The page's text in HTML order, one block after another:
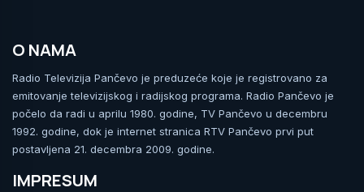
O NAMA
Radio Televizija Pančevo je preduzeće koje je registrovano za
emitovanje televizijskog i radijskog programa. Radio Pančevo je
počelo da radi u aprilu 1980. godine, TV Pančevo u decembru
1992. godine, dok je internet stranica RTV Pančevo prvi put
postavljena 21. decembra 2009. godine.
IMPRESUM